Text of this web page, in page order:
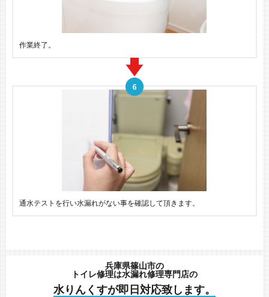
作業終了。
通水テストを行い水漏れがない事を確認して頂きます。
兵庫県篠山市の
トイレ修理は水漏れ修理専門店の
水りんくすが即日対応致します。